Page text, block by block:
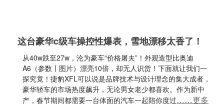
这台豪华c级车操控性爆表，雪地漂移太香了！
从40w跌至27w，沦为豪车“价格屠夫”！外观造型比奥迪
A6（参数丨图片）漂亮10倍，却无人识货！下面就让我们一
探究竟！捷豹XFL可以说是品牌技术与设计理念的集大成者，
豪华轿车的市场热度飙升，无论男女老少都喜欢。作为新中
产，春节期间都需要一台体面的汽车一起陪你度过……更多